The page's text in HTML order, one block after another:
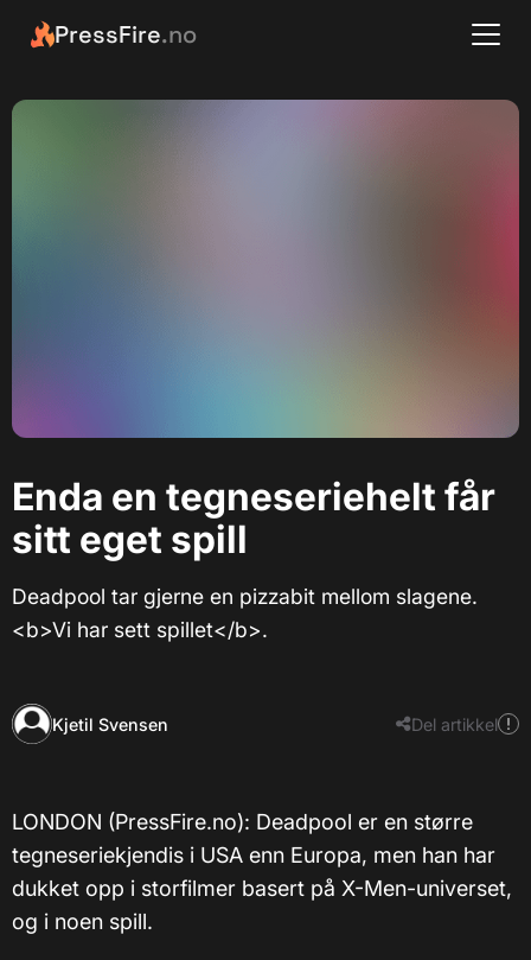
PressFire.no
Enda en tegneseriehelt får
sitt eget spill
Deadpool tar gjerne en pizzabit mellom slagene.
<b>Vi har sett spillet</b>.
Kjetil Svensen Del artikkel
LONDON (PressFire.no): Deadpool er en større
tegneseriekjendis i USA enn Europa, men han har
dukket opp i storfilmer basert på X-Men-universet,
og i noen spill.